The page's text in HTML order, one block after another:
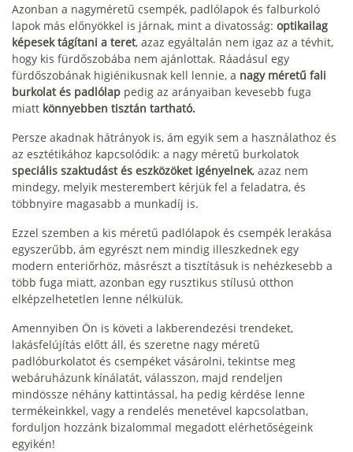
Azonban a nagyméretű csempék, padlólapok és falburkoló
lapok más előnyökkel is járnak, mint a divatosság: optikailag
képesek tágítani a teret, azaz egyáltalán nem igaz az a tévhit,
hogy kis fürdőszobába nem ajánlottak. Ráadásul egy
fürdőszobának higiénikusnak kell lennie, a nagy méretű fali
burkolat és padlólap pedig az arányaiban kevesebb fuga
miatt könnyebben tisztán tartható.
Persze akadnak hátrányok is, ám egyik sem a használathoz és
az esztétikához kapcsolódik: a nagy méretű burkolatok
speciális szaktudást és eszközöket igényelnek, azaz nem
mindegy, melyik mesterembert kérjük fel a feladatra, és
többnyire magasabb a munkadíj is.
Ezzel szemben a kis méretű padlólapok és csempék lerakása
egyszerűbb, ám egyrészt nem mindig illeszkednek egy
modern enteriőrhöz, másrészt a tisztításuk is nehézkesebb a
több fuga miatt, azonban egy rusztikus stílusú otthon
elképzelhetetlen lenne nélkülük.
Amennyiben Ön is követi a lakberendezési trendeket,
lakásfelújítás előtt áll, és szeretne nagy méretű
padlóburkolatot és csempéket vásárolni, tekintse meg
webáruházunk kínálatát, válasszon, majd rendeljen
mindössze néhány kattintással, ha pedig kérdése lenne
termékeinkkel, vagy a rendelés menetével kapcsolatban,
forduljon hozzánk bizalommal megadott elérhetőségeink
egyikén!